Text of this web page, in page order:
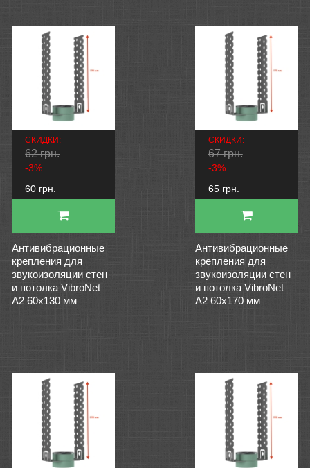
СКИДКИ:
62 грн.
-3%
60 грн.
Антивибрационные
крепления для
звукоизоляции стен
и потолка VibroNet
А2 60х130 мм
СКИДКИ:
67 грн.
-3%
65 грн.
Антивибрационные
крепления для
звукоизоляции стен
и потолка VibroNet
А2 60х170 мм